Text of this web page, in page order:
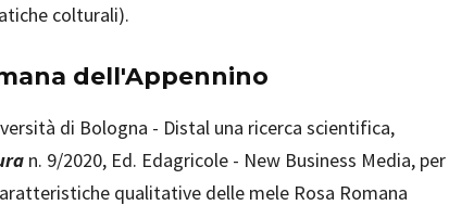
colturali).
dell'Appennino
di Bologna - Distal una ricerca scientifica,
n. 9/2020, Ed. Edagricole - New Business Media, per
qualitative delle mele Rosa Romana